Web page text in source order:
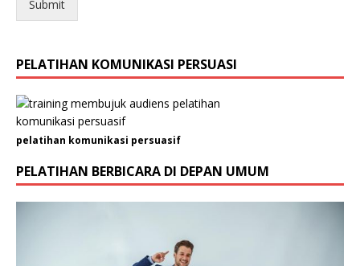
l
a
t
K
e
l
a
m
i
Submit
PELATIHAN KOMUNIKASI PERSUASI
pelatihan komunikasi persuasif
PELATIHAN BERBICARA DI DEPAN UMUM